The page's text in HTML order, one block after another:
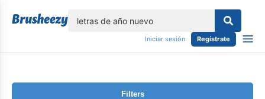
Iniciar sesión Regístrate
Filters